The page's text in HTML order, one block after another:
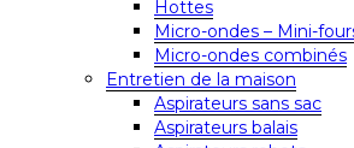
Hottes
Micro-ondes – Mini-
Micro-ondes combinés
Entretien de la maison
Aspirateurs sans sac
Aspirateurs balais